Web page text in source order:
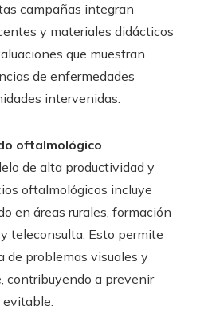
campañas integran
y materiales didácticos
que muestran
de enfermedades
intervenidas.
oftalmológico
de alta productividad y
oftalmológicos incluye
en áreas rurales, formación
teleconsulta. Esto permite
de problemas visuales y
contribuyendo a prevenir
evitable.